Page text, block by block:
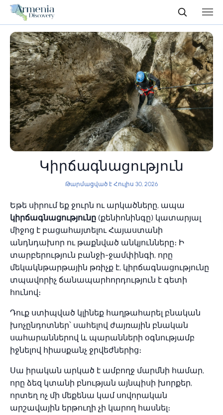
Կիրճագնացություն
Թարմացված է Հուլիս 30, 2026
Եթե սիրում եք ջուրն ու արկածները, ապա
կիրճագնացությունը (քենիոնինգը) կատարյալ
միջոց է բացահայտելու Հայաստանի
անդնդախոր ու թաքնված անկյունները։ Ի
տարբերություն բանջի-ջամփինգի, որը
մեկակնթարթային թռիչք է, կիրճագնացությունը
տպավորիչ ճանապարհորդություն է գետի
հունով։
Դուք ստիպված կլինեք հաղթահարել բնական
խոչընդոտներ՝ սահելով ժայռային բնական
սահարաններով և պարանների օգնությամբ
իջնելով հիասքանչ ջրվեժներից։
Սա իրական արկած է ամբողջ մարմնի համար,
որը ձեզ կտանի բնության այնպիսի խորքեր,
որտեղ ոչ մի մեքենա կամ սովորական
արշավային երթուղի չի կարող հասնել։